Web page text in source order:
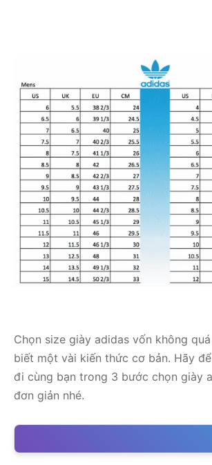
Chọn size giày adidas vốn không
biết một vài kiến thức cơ bản. Hãy
đi cùng bạn trong 3 bước chọn giày
đơn giản nhé.